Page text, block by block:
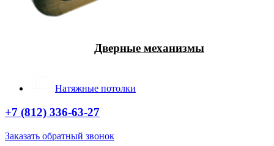
Дверные механизмы
Натяжные потолки
+7 (812) 336-63-27
Заказать обратный звонок